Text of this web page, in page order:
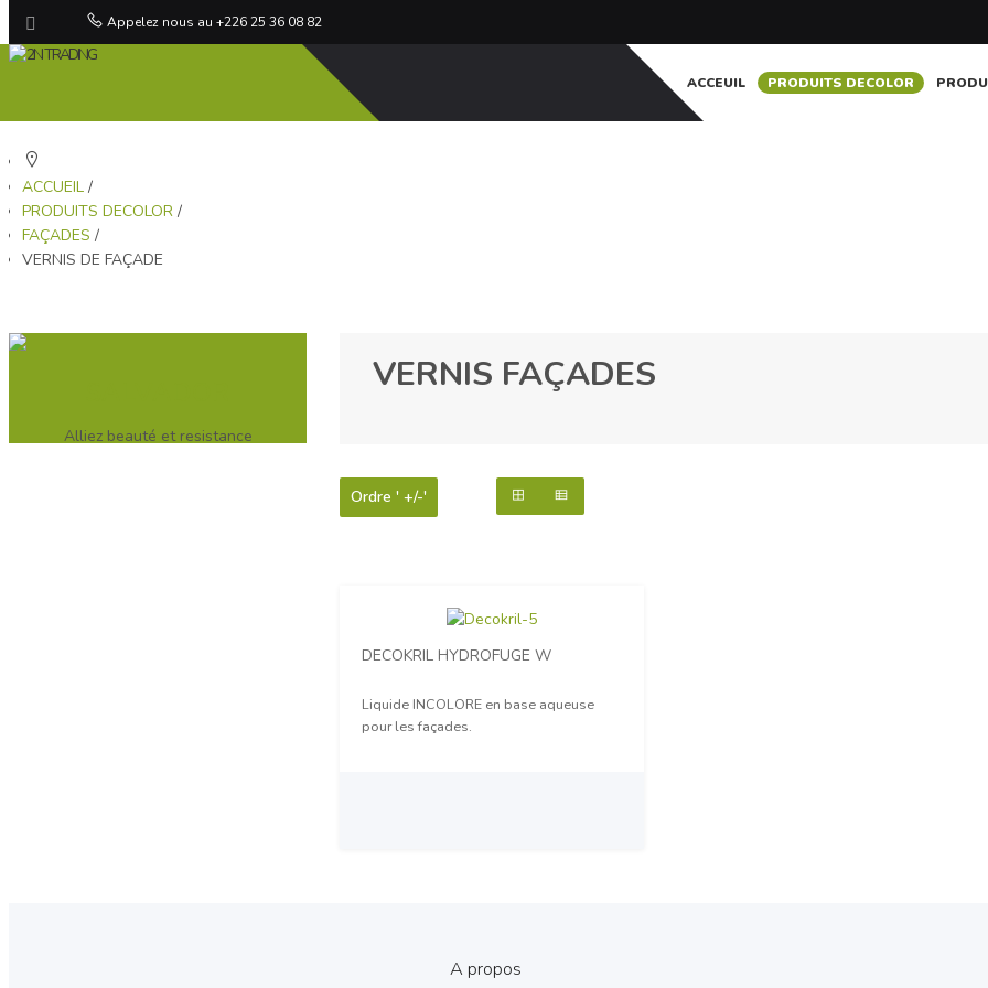
Appelez nous au +226 25 36 08 82
ACCEUIL PRODUITS DECOLOR
ACCUEIL /
PRODUITS DECOLOR /
FAÇADES /
VERNIS DE FAÇADE
Alliez beauté et resistance
VERNIS FAÇADES
Ordre ' +/-'
DECOKRIL HYDROFUGE W
Liquide INCOLORE en base aqueuse
pour les façades.
A propos